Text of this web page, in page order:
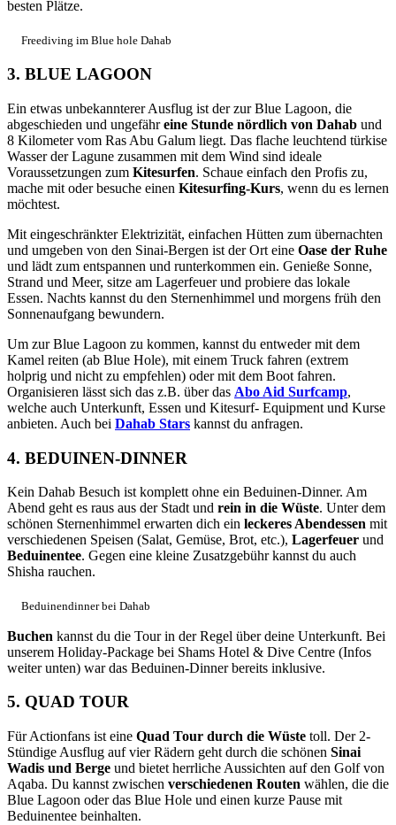
besten Plätze.
Freediving im Blue hole Dahab
3. BLUE LAGOON
Ein etwas unbekannterer Ausflug ist der zur Blue Lagoon, die
abgeschieden und ungefähreine Stunde nördlich von Dahab und
8 Kilometer vom Ras Abu Galum liegt. Das flache leuchtend türkise
Wasser der Lagune zusammen mit dem Wind sind ideale
Voraussetzungen zum Kitesurfen. Schaue einfach den Profis zu,
mache mit oder besuche einen Kitesurfing-Kurs, wenn du es lernen
möchtest.
Mit eingeschränkter Elektrizität, einfachen Hütten zum übernachten
und umgeben von den Sinai-Bergen ist der Ort eine Oase der Ruhe
und lädt zum entspannen und runterkommen ein. Genieße Sonne,
Strand und Meer, sitze am Lagerfeuer und probiere das lokale
Essen. Nachts kannst du den Sternenhimmel und morgens früh den
Sonnenaufgang bewundern.
Um zur Blue Lagoon zu kommen, kannst du entweder mit dem
Kamel reiten (ab Blue Hole), mit einem Truck fahren (extrem
holprig und nicht zu empfehlen) oder mit dem Boot fahren.
Organisieren lässt sich das z.B. über das Abo Aid Surfcamp,
welche auch Unterkunft, Essen und Kitesurf- Equipment und Kurse
anbieten. Auch bei Dahab Stars kannst du anfragen.
4. BEDUINEN-DINNER
Kein Dahab Besuch ist komplett ohne ein Beduinen-Dinner. Am
Abend geht es raus aus der Stadt und rein in die Wüste. Unter dem
schönen Sternenhimmel erwarten dich ein leckeres Abendessen mit
verschiedenen Speisen (Salat, Gemüse, Brot, etc.), Lagerfeuer und
Beduinentee. Gegen eine kleine Zusatzgebühr kannst du auch
Shisha rauchen.
Beduinendinner bei Dahab
Buchen kannst du die Tour in der Regel über deine Unterkunft. Bei
unserem Holiday-Package bei Shams Hotel & Dive Centre (Infos
weiter unten) war das Beduinen-Dinner bereits inklusive.
5. QUAD TOUR
Für Actionfans ist eine Quad Tour durch die Wüste toll. Der 2-
Stündige Ausflug auf vier Rädern geht durch die schönen Sinai
Wadis und Berge und bietet herrliche Aussichten auf den Golf von
Aqaba. Du kannst zwischen verschiedenen Routen wählen, die die
Blue Lagoon oder das Blue Hole und einen kurze Pause mit
Beduinentee beinhalten.